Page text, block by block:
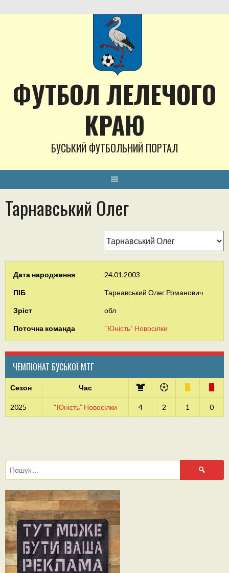
to
ФУТБОЛ ЛЕЛЕЧОГО
КРАЮ
БУСЬКИЙ ФУТБОЛЬНИЙ ПОРТАЛ
Тарнавський Олег
Дата народження 24.01.2003
ПІБ Тарнавський Олег Романович
Зріст обл
Поточна команда “Юність” Новосілки
ЧЕМПІОНАТ БУСЬКОЇ МТГ
Сезон Час
2025 “Юність” Новосілки 4 2 1 0
Пошук: